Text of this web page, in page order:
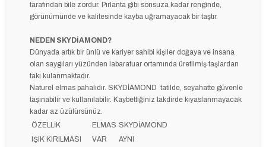
tarafından bile zordur. Pırlanta gibi sonsuza kadar renginde,
görünümünde ve kalitesinde kayba uğramayacak bir taştır.
NEDEN SKYDİAMOND?
Dünyada artık bir ünlü ve kariyer sahibi kişiler doğaya ve insana
olan saygıları yüzünden labaratuar ortamında üretilmiş taşlardan
takı kulanmaktadır.
Naturel elmas pahalıdır. SKYDİAMOND tatilde, seyahatte güvenle
taşınabilir ve kullanılabilir. Kaybettiğiniz takdirde kıyaslanmayacak
kadar az üzülürsünüz.
ÖZELLİK
ELMAS SKYDİAMOND
IŞIK KIRILMASI
VAR AYNI